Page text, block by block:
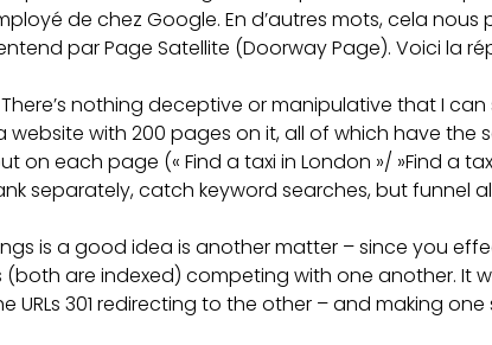
de chez Google. En d’autres mots, cela
par Page Satellite (Doorway Page). Voici la
There’s nothing deceptive or manipulative that I
website with 200 pages on it, all of which have the
each page (« Find a taxi in London »/ »Find a taxi
separately, catch keyword searches, but funnel
is a good idea is another matter – since you
are indexed) competing with one another. It
URLs 301 redirecting to the other – and making